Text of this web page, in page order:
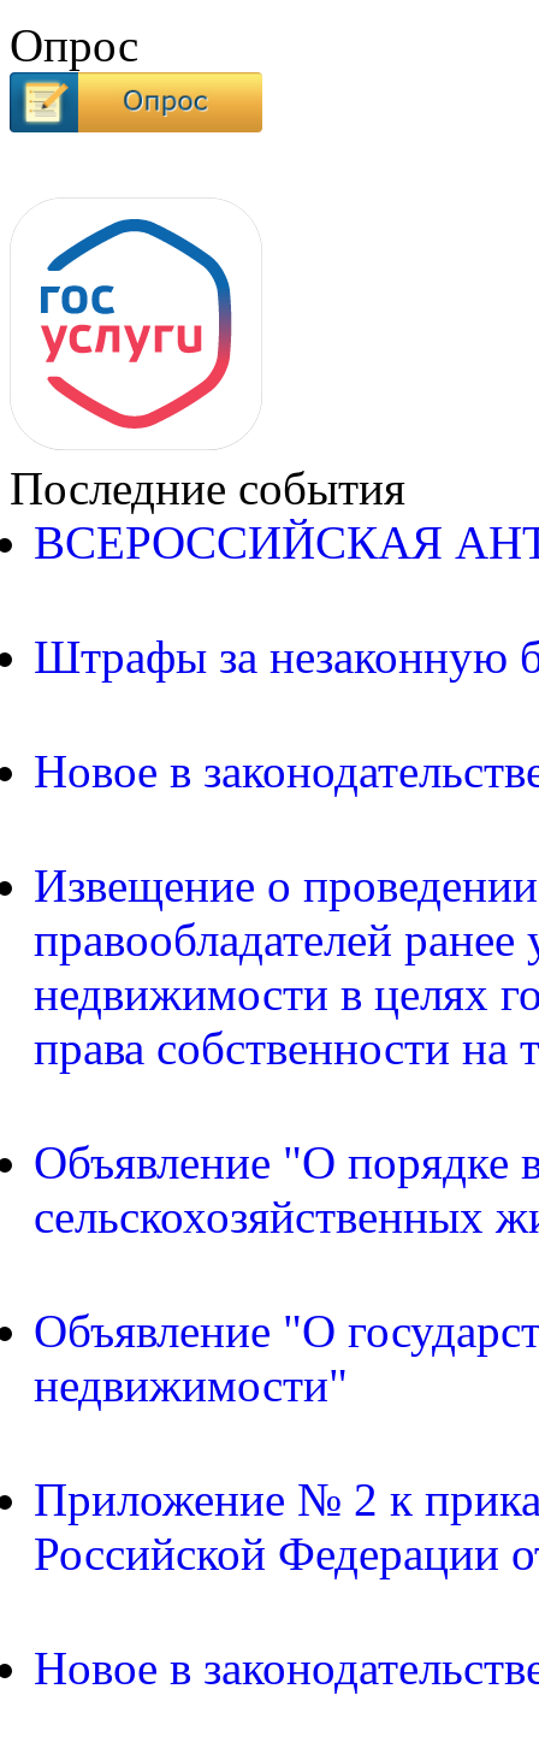
Опрос
Последние события
ВСЕРОССИЙСКАЯ
Штрафы за незаконную
Новое в
Извещение о
правообладателей
недвижимости в целях
права собственности
Объявление "О порядке
сельскохозяйственных
Объявление "О
недвижимости"
Приложение № 2 к
Российской Федерации
Новое в